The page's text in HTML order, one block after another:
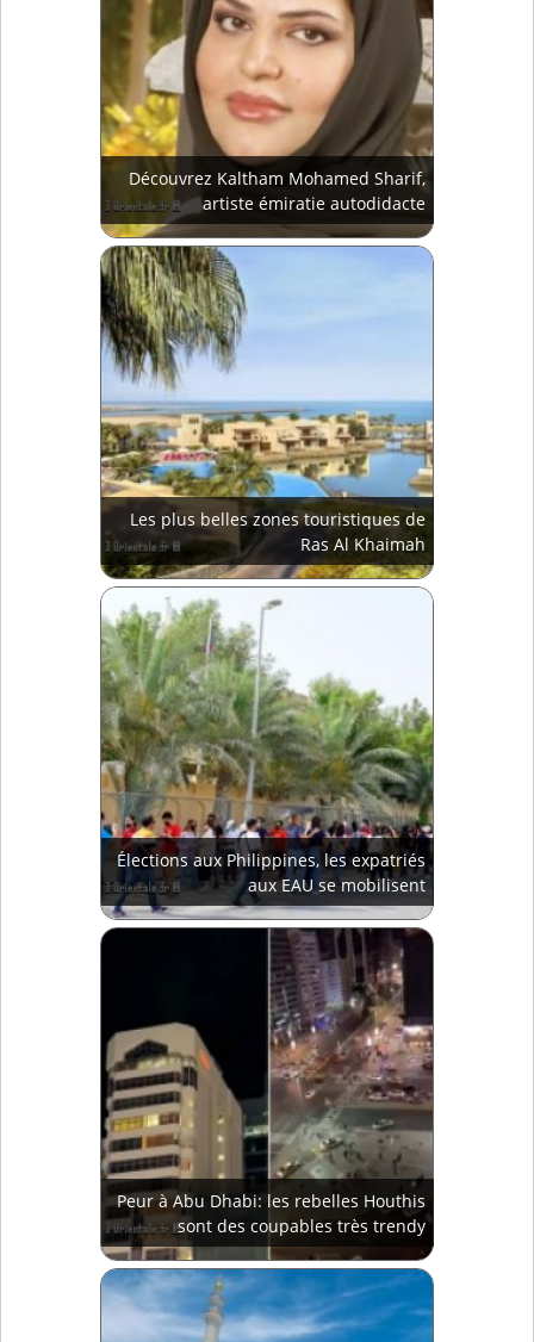
Découvrez Kaltham Mohamed Sharif,
artiste émiratie autodidacte
Les plus belles zones touristiques de
Ras Al Khaimah
Élections aux Philippines, les expatriés
aux EAU se mobilisent
Peur à Abu Dhabi: les rebelles Houthis
sont des coupables très trendy